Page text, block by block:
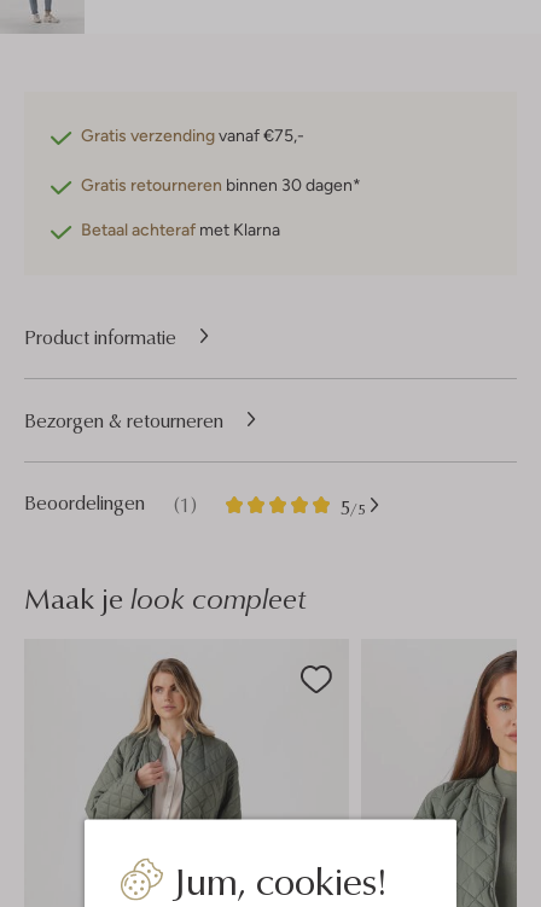
Jum, cookies!
Gratis verzendingvanaf €75,-
Gratis retourneren binnen 30 dagen*
Betaal achteraf met Klarna
Product informatie
Beoordelingen (1) 5/5
1
5
Bezorgen & retourneren
Maak je look compleet